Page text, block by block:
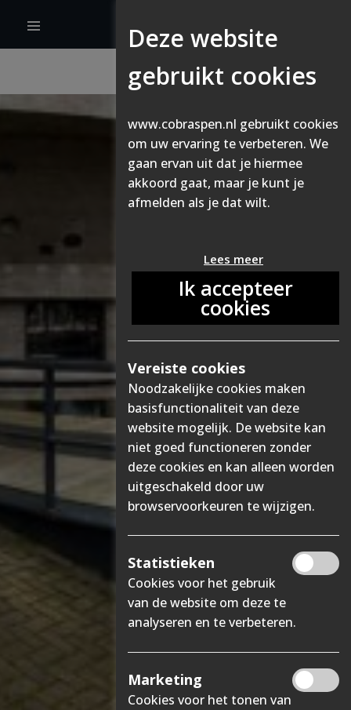
Deze website
gebruikt cookies
www.cobraspen.nl gebruikt cookies
om uw ervaring te verbeteren. We
gaan ervan uit dat je hiermee
akkoord gaat, maar je kunt je
afmelden als je dat wilt.
Lees meer
Ik accepteer
cookies
Vereiste cookies
Noodzakelijke cookies maken
basisfunctionaliteit van deze
website mogelijk. De website kan
niet goed functioneren zonder
deze cookies en kan alleen worden
uitgeschakeld door uw
browservoorkeuren te wijzigen.
Statistieken
Cookies voor het gebruik
van de website om deze te
analyseren en te verbeteren.
Marketing
Cookies voor het tonen van